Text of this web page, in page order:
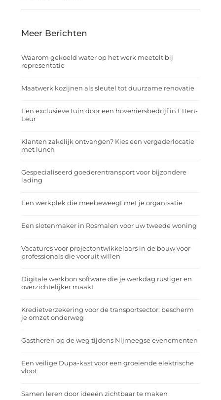
Meer Berichten
Waarom gekoeld water op het werk meetelt bij
representatie
Maatwerk kozijnen als sleutel tot duurzame renovatie
Een exclusieve tuin door een hoveniersbedrijf in Etten-
Leur
Klanten zakelijk ontvangen? Kies een vergaderlocatie
met lunch
Gespecialiseerd goederentransport voor bijzondere
lading
Een werkplek die meebeweegt met je organisatie
Een slotenmaker in Rosmalen voor uw tweede woning
Vacatures voor projectontwikkelaars in de bouw voor
professionals die vooruit willen
Digitale werkbon software die je werkdag rustiger en
overzichtelijker maakt
Kredietverzekering voor de transportsector: bescherm
je omzet onderweg
Gastheren op de weg tijdens Nijmeegse evenementen
Een veilige Dupa-kast voor een groeiende elektrische
vloot
Samen leren door ideeën zichtbaar te maken